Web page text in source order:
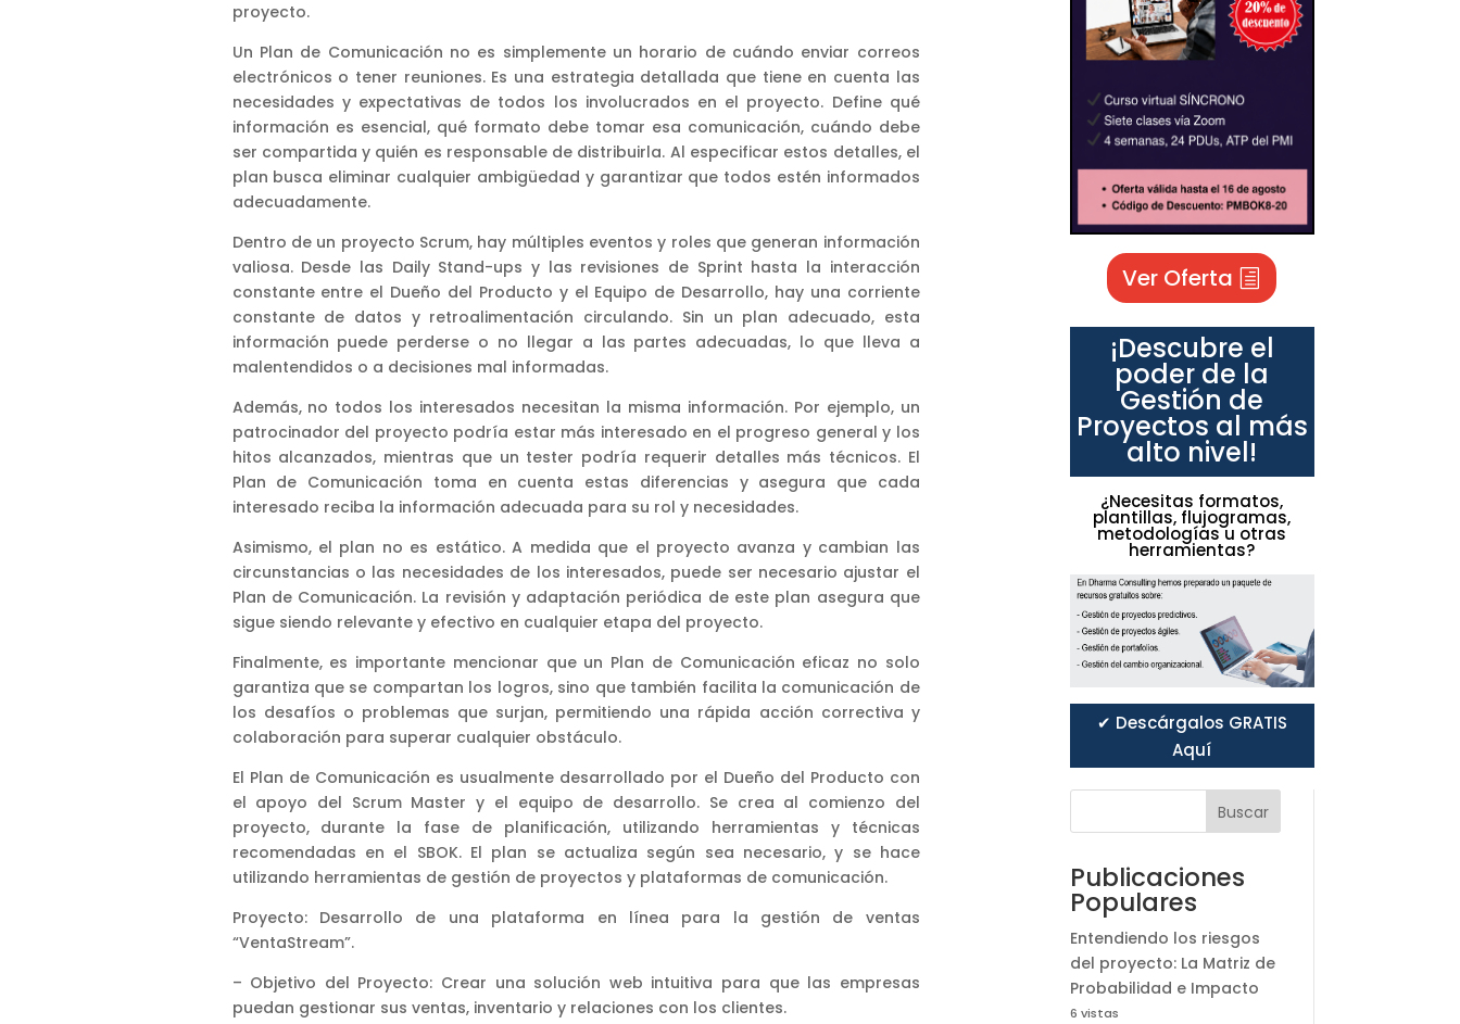
proyecto.
Un Plan de Comunicación no es simplemente un horario de cuándo enviar correos
electrónicos o tener reuniones. Es una estrategia detallada que tiene en cuenta las
necesidades y expectativas de todos los involucrados en el proyecto. Define qué
información es esencial, qué formato debe tomar esa comunicación, cuándo debe
ser compartida y quién es responsable de distribuirla. Al especificar estos detalles, el
plan busca eliminar cualquier ambigüedad y garantizar que todos estén informados
adecuadamente.
Dentro de un proyecto Scrum, hay múltiples eventos y roles que generan información
valiosa. Desde las Daily Stand-ups y las revisiones de Sprint hasta la interacción
constante entre el Dueño del Producto y el Equipo de Desarrollo, hay una corriente
constante de datos y retroalimentación circulando. Sin un plan adecuado, esta
información puede perderse o no llegar a las partes adecuadas, lo que lleva a
malentendidos o a decisiones mal informadas.
Además, no todos los interesados necesitan la misma información. Por ejemplo, un
patrocinador del proyecto podría estar más interesado en el progreso general y los
hitos alcanzados, mientras que un tester podría requerir detalles más técnicos. El
Plan de Comunicación toma en cuenta estas diferencias y asegura que cada
interesado reciba la información adecuada para su rol y necesidades.
Asimismo, el plan no es estático. A medida que el proyecto avanza y cambian las
circunstancias o las necesidades de los interesados, puede ser necesario ajustar el
Plan de Comunicación. La revisión y adaptación periódica de este plan asegura que
sigue siendo relevante y efectivo en cualquier etapa del proyecto.
Finalmente, es importante mencionar que un Plan de Comunicación eficaz no solo
garantiza que se compartan los logros, sino que también facilita la comunicación de
los desafíos o problemas que surjan, permitiendo una rápida acción correctiva y
colaboración para superar cualquier obstáculo.
El Plan de Comunicación es usualmente desarrollado por el Dueño del Producto con
el apoyo del Scrum Master y el equipo de desarrollo. Se crea al comienzo del
proyecto, durante la fase de planificación, utilizando herramientas y técnicas
recomendadas en el SBOK. El plan se actualiza según sea necesario, y se hace
utilizando herramientas de gestión de proyectos y plataformas de comunicación.
Proyecto: Desarrollo de una plataforma en línea para la gestión de ventas
“VentaStream”.
– Objetivo del Proyecto: Crear una solución web intuitiva para que las empresas
puedan gestionar sus ventas, inventario y relaciones con los clientes.
Ver Oferta
¡Descubre el
poder de la
Gestión de
Proyectos al más
alto nivel!
¿Necesitas formatos,
plantillas, flujogramas,
metodologías u otras
herramientas?
✔ Descárgalos GRATIS
Aquí
Buscar
Publicaciones
Populares
Entendiendo los riesgos
del proyecto: La Matriz de
Probabilidad e Impacto
6 vistas